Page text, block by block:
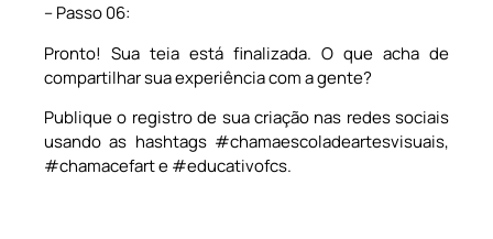
– Passo 06:
Pronto! Sua teia está finalizada. O que acha de
compartilhar sua experiência com a gente?
Publique o registro de sua criação nas redes sociais
usando as hashtags #chamaescoladeartesvisuais,
#chamacefart e #educativofcs.